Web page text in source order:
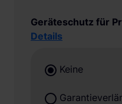
Geräteschutz für
Details
Keine